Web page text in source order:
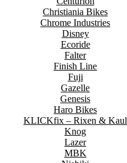
Christiania Bikes
Chrome Industries
Disney
Ecoride
Falter
Finish Line
Fuji
Gazelle
Genesis
Haro Bikes
KLICKfix – Rixen & Kaul
Knog
Lazer
MBK